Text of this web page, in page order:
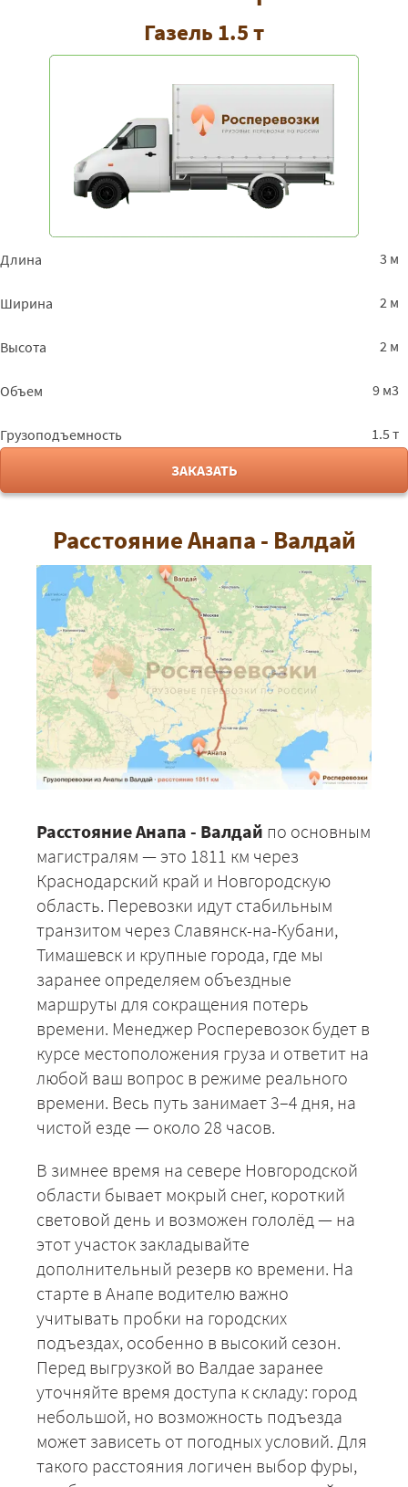
Газель 1.5 т
Длина 3 м
Ширина 2 м
Высота 2 м
Объем 9 м3
Грузоподъемность
1.5 т
ЗАКАЗАТЬ
Расстояние Анапа - Валдай
Расстояние Анапа - Валдай по основным
магистралям — это 1811 км через
Краснодарский край и Новгородскую
область. Перевозки идут стабильным
транзитом через Славянск-на-Кубани,
Тимашевск и крупные города, где мы
заранее определяем объездные
маршруты для сокращения потерь
времени. Менеджер Росперевозок будет в
курсе местоположения груза и ответит на
любой ваш вопрос в режиме реального
времени. Весь путь занимает 3–4 дня, на
чистой езде — около 28 часов.
В зимнее время на севере Новгородской
области бывает мокрый снег, короткий
световой день и возможен гололёд — на
этот участок закладывайте
дополнительный резерв ко времени. На
старте в Анапе водителю важно
учитывать пробки на городских
подъездах, особенно в высокий сезон.
Перед выгрузкой во Валдае заранее
уточняйте время доступа к складу: город
небольшой, но возможность подъезда
может зависеть от погодных условий. Для
такого расстояния логичен выбор фуры,